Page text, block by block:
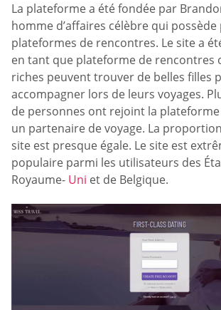
La plateforme a été fondée par
homme d’affaires célèbre qui
plateformes de rencontres. Le site a
en tant que plateforme de rencontres
riches peuvent trouver de belles filles
accompagner lors de leurs voyages.
de personnes ont rejoint la
un partenaire de voyage. La
site est presque égale. Le site est
populaire parmi les utilisateurs des
Royaume- Uni et de Belgique.